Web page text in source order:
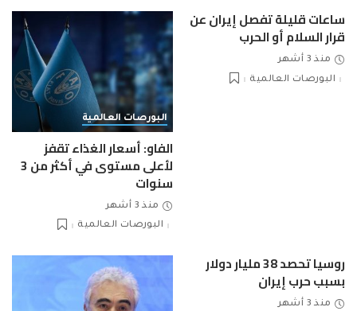
ساعات قليلة تفصل إيران عن
قرار السلام أو الحرب
منذ 3 أشهر
البورصات العالمية
البورصات العالمية
الفاو: أسعار الغذاء تقفز
لأعلى مستوى في أكثر من 3
سنوات
منذ 3 أشهر
البورصات العالمية
روسيا تحصد 38 مليار دولار
بسبب حرب إيران
منذ 3 أشهر